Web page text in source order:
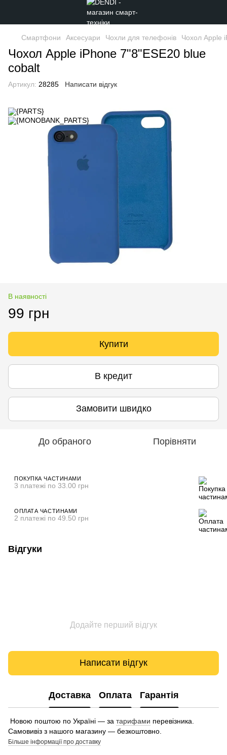
Смартфони Аксесуари Чохли для телефонів Чохол Apple
Чохол Apple iPhone 7"8"ESE20 blue
cobalt
Артикул: 28285 Написати відгук
В наявності
99 грн
Купити
В кредит
Замовити швидко
До обраного Порівняти
ПОКУПКА ЧАСТИНАМИ
3 платежі по 33.00 грн
ОПЛАТА ЧАСТИНАМИ
2 платежі по 49.50 грн
Відгуки
Додайте перший відгук
Написати відгук
Доставка Оплата Гарантія
Новою поштою по Україні — за тарифами перевізника.
Самовивіз з нашого магазину — безкоштовно.
Більше інформації про доставку